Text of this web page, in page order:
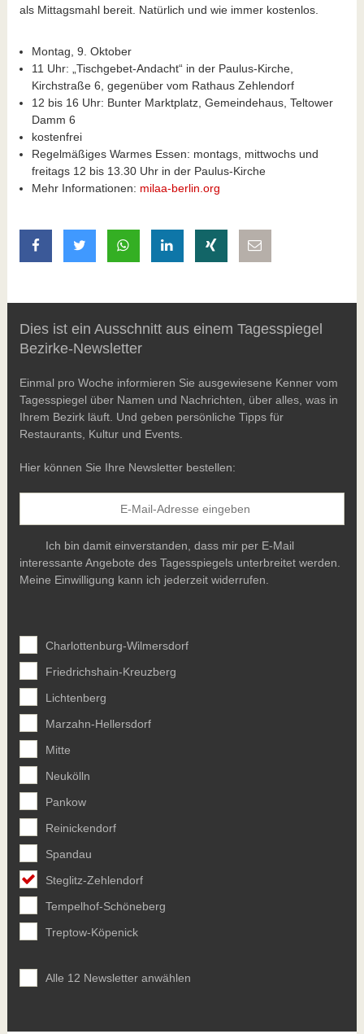
als Mittagsmahl bereit. Natürlich und wie immer kostenlos.
Montag, 9. Oktober
11 Uhr: „Tischgebet-Andacht“ in der Paulus-Kirche,
Kirchstraße 6, gegenüber vom Rathaus Zehlendorf
12 bis 16 Uhr: Bunter Marktplatz, Gemeindehaus, Teltower
Damm 6
kostenfrei
Regelmäßiges Warmes Essen: montags, mittwochs und
freitags 12 bis 13.30 Uhr in der Paulus-Kirche
Mehr Informationen: milaa-berlin.org
auf Facebook teilen
auf Twitter teilenmit Whatsapp teilen
auf LinkedIn teilen
auf Xing teilen
Dies ist ein Ausschnitt aus einem Tagesspiegel
Bezirke-Newsletter
Einmal pro Woche informieren Sie ausgewiesene Kenner vom
Tagesspiegel über Namen und Nachrichten, über alles, was in
Ihrem Bezirk läuft. Und geben persönliche Tipps für
Restaurants, Kultur und Events.
Hier können Sie Ihre Newsletter bestellen:
Ich bin damit einverstanden, dass mir per E-Mail
interessante Angebote des Tagesspiegels unterbreitet werden.
Meine Einwilligung kann ich jederzeit widerrufen.
Charlottenburg-Wilmersdorf
Friedrichshain-Kreuzberg
Lichtenberg
Marzahn-Hellersdorf
Mitte
Neukölln
Pankow
Reinickendorf
Spandau
Steglitz-Zehlendorf
Tempelhof-Schöneberg
Treptow-Köpenick
Alle 12 Newsletter anwählen